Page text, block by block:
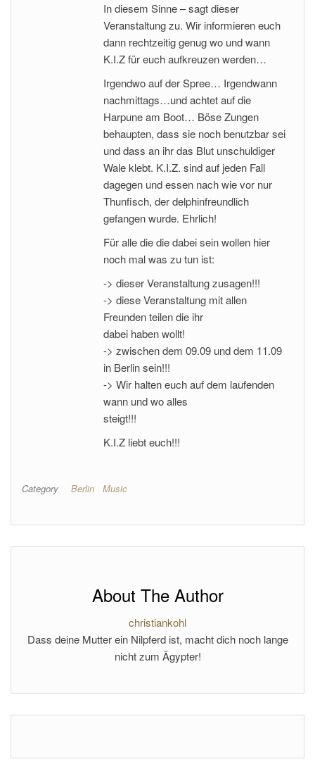
In diesem Sinne – sagt dieser
Veranstaltung zu. Wir informieren euch
dann rechtzeitig genug wo und wann
K.I.Z für euch aufkreuzen werden…
Irgendwo auf der Spree… Irgendwann
nachmittags…und achtet auf die
Harpune am Boot… Böse Zungen
behaupten, dass sie noch benutzbar sei
und dass an ihr das Blut unschuldiger
Wale klebt. K.I.Z. sind auf jeden Fall
dagegen und essen nach wie vor nur
Thunfisch, der delphinfreundlich
gefangen wurde. Ehrlich!
Für alle die die dabei sein wollen hier
noch mal was zu tun ist:
-> dieser Veranstaltung zusagen!!!
-> diese Veranstaltung mit allen
Freunden teilen die ihr
dabei haben wollt!
-> zwischen dem 09.09 und dem 11.09
in Berlin sein!!!
-> Wir halten euch auf dem laufenden
wann und wo alles
steigt!!!
K.I.Z liebt euch!!!
Category Berlin Music
About The Author
christiankohl
Dass deine Mutter ein Nilpferd ist, macht dich noch lange
nicht zum Ägypter!